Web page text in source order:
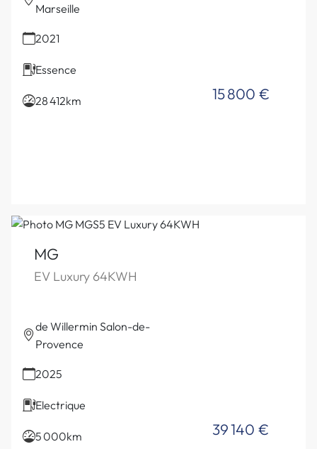
Marseille
2021
Essence
28 412km 15 800 €
MG
EV Luxury 64KWH
de Willermin Salon-de-
Provence
2025
Electrique
5 000km 39 140 €